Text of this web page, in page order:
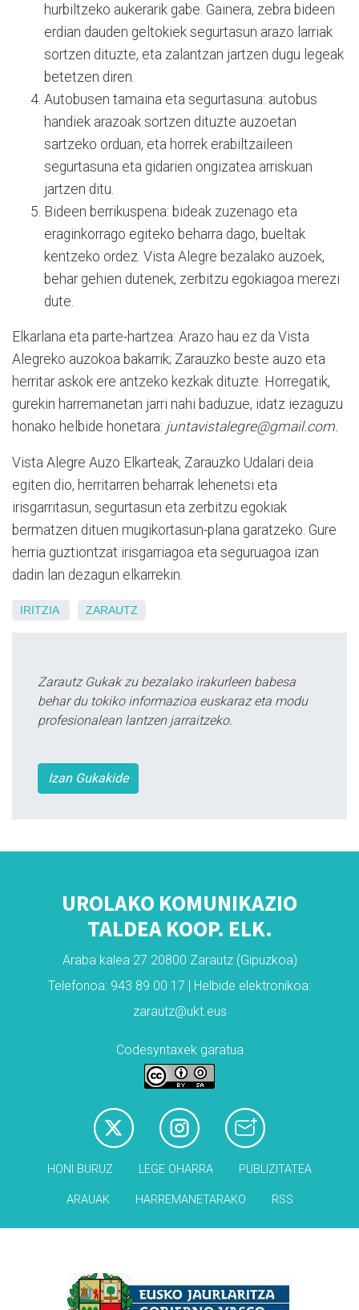
hurbiltzeko aukerarik gabe. Gainera, zebra bideen
erdian dauden geltokiek segurtasun arazo larriak
sortzen dituzte, eta zalantzan jartzen dugu legeak
betetzen diren.
Autobusen tamaina eta segurtasuna: autobus
handiek arazoak sortzen dituzte auzoetan
sartzeko orduan, eta horrek erabiltzaileen
segurtasuna eta gidarien ongizatea arriskuan
jartzen ditu.
Bideen berrikuspena: bideak zuzenago eta
eraginkorrago egiteko beharra dago, bueltak
kentzeko ordez. Vista Alegre bezalako auzoek,
behar gehien dutenek, zerbitzu egokiagoa merezi
dute.
Elkarlana eta parte-hartzea: Arazo hau ez da Vista
Alegreko auzokoa bakarrik; Zarauzko beste auzo eta
herritar askok ere antzeko kezkak dituzte. Horregatik,
gurekin harremanetan jarri nahi baduzue, idatz iezaguzu
honako helbide honetara: juntavistalegre@gmail.com.
Vista Alegre Auzo Elkarteak, Zarauzko Udalari deia
egiten dio, herritarren beharrak lehenetsi eta
irisgarritasun, segurtasun eta zerbitzu egokiak
bermatzen dituen mugikortasun-plana garatzeko. Gure
herria guztiontzat irisgarriagoa eta seguruagoa izan
dadin lan dezagun elkarrekin.
IRITZIA ZARAUTZ
Zarautz Gukak zu bezalako irakurleen babesa
behar du tokiko informazioa euskaraz eta modu
profesionalean lantzen jarraitzeko.
Izan Gukakide
UROLAKO KOMUNIKAZIO
TALDEA KOOP. ELK.
Araba kalea 27 20800 Zarautz (Gipuzkoa)
Telefonoa: 943 89 00 17 | Helbide elektronikoa:
zarautz@ukt.eus
Codesyntaxek garatua
HONI BURUZ LEGE OHARRA PUBLIZITATEA
ARAUAK HARREMANETARAKO RSS